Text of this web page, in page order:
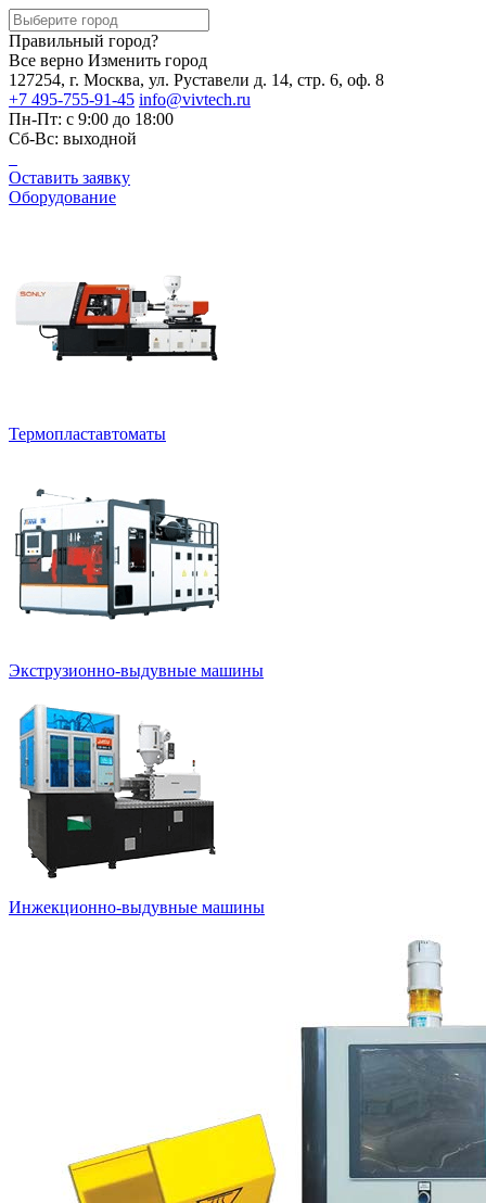
Правильный город?
Все верно Изменить город
127254, г. Москва, ул. Руставели д. 14, стр. 6, оф. 8
+7 495-755-91-45 info@vivtech.ru
Пн-Пт: с 9:00 до 18:00
Сб-Вс: выходной
Оставить заявку
Оборудование
Термопластавтоматы
Экструзионно-выдувные машины
Инжекционно-выдувные машины